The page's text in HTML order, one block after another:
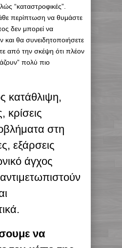
“καταστροφικές”.
περίπτωση να θυμάστε
δεν μπορεί να
και θα συνειδητοποιήσετε
από την σκέψη ότι πλέον
πολύ πιο
κατάθλιψη,
κρίσεις
στη
εξάρσεις
άγχος
να